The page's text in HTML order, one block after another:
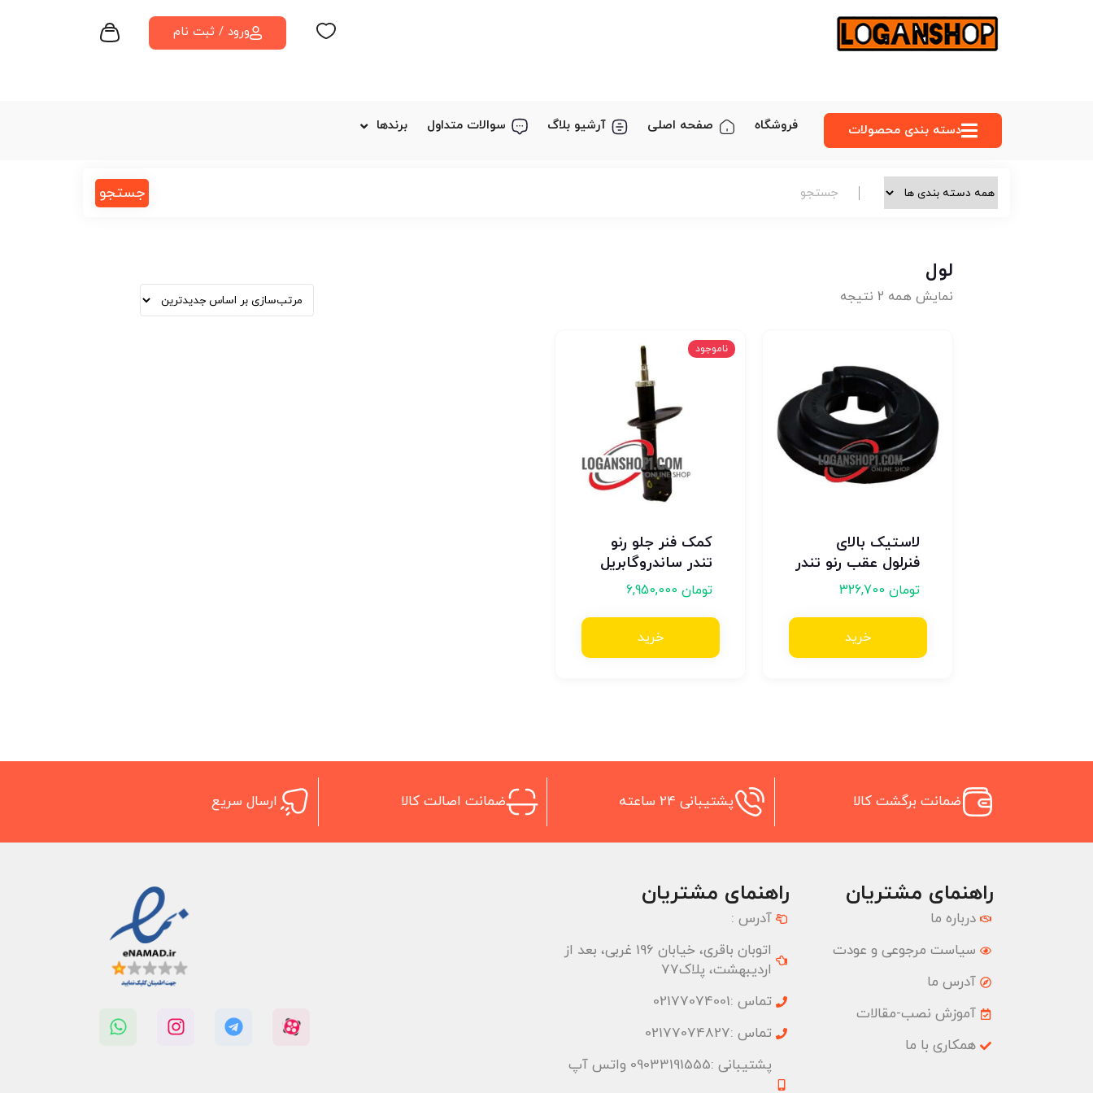
ورود / ثبت نام
دسته‌ بندی محصولات فروشگاه صفحه اصلی آرشیو بلاگ سوالات متداول برندها
جستجو
لول
نمایش همه 2 نتیجه
لاستیک بالای
فنرلول عقب رنو تندر
تومان
خرید
ناموجود
کمک فنر جلو رنو
تندر ساندروگابریل
تومان
خرید
ضمانت برگشت کالا پشتیبانی 24 ساعته ضمانت اصالت کالا ارسال سریع
راهنمای مشتریان
درباره ما
سیاست مرجوعی و عودت
آدرس ما
آموزش نصب-مقالات
همکاری با ما
راهنمای مشتریان
آدرس :
اتوبان باقری، خیابان 196 غربی، بعد از
اردیبهشت، پلاک77
تماس :02177074001
تماس :02177074827
پشتیبانی :09033191555 واتس آپ